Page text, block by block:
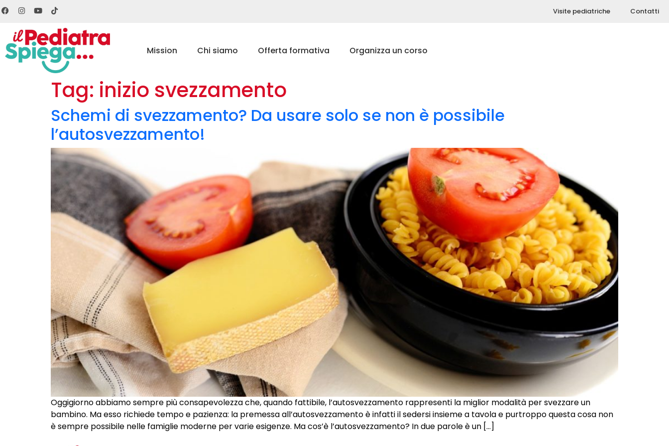
Visite pediatriche Contatti
Mission Chi siamo Offerta formativa Organizza un corso
Tag: inizio svezzamento
Schemi di svezzamento? Da usare solo se non è possibile
l’autosvezzamento!
Oggigiorno abbiamo sempre più consapevolezza che, quando fattibile, l’autosvezzamento rappresenti la miglior modalità per svezzare un
bambino. Ma esso richiede tempo e pazienza: la premessa all’autosvezzamento è infatti il sedersi insieme a tavola e purtroppo questa cosa non
è sempre possibile nelle famiglie moderne per varie esigenze. Ma cos’è l’autosvezzamento? In due parole è un […]